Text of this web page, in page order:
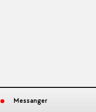
Messanger